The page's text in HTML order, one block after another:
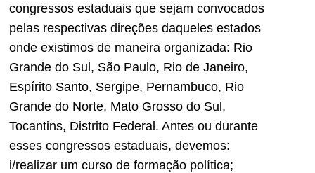
congressos estaduais que sejam convocados
pelas respectivas direções daqueles estados
onde existimos de maneira organizada: Rio
Grande do Sul, São Paulo, Rio de Janeiro,
Espírito Santo, Sergipe, Pernambuco, Rio
Grande do Norte, Mato Grosso do Sul,
Tocantins, Distrito Federal. Antes ou durante
esses congressos estaduais, devemos:
i/realizar um curso de formação política;